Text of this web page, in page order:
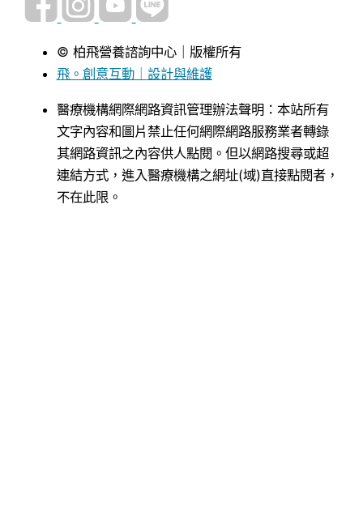
© 柏飛營養諮詢中心｜版權所有
飛。創意互動｜設計與維護
醫療機構網際網路資訊管理辦法聲明：本站所有
文字內容和圖片禁止任何網際網路服務業者轉錄
其網路資訊之內容供人點閱。但以網路搜尋或超
連結方式，進入醫療機構之網址(域)直接點閱者，
不在此限。